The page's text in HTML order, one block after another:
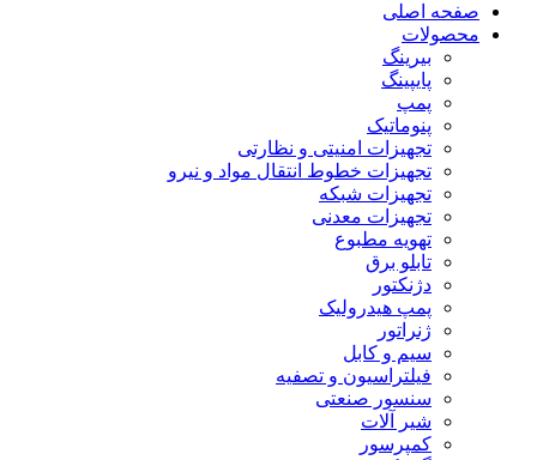
صفحه اصلی
محصولات
بیرینگ
پایپینگ
پمپ
پنوماتیک
تجهیزات امنیتی و نظارتی
تجهیزات خطوط انتقال مواد و نیرو
تجهیزات شبکه
تجهیزات معدنی
تهویه مطبوع
تابلو برق
دژنکتور
پمپ هیدرولیک
ژنراتور
سیم و کابل
فیلتراسیون و تصفیه
سنسور صنعتی
شیر آلات
کمپرسور